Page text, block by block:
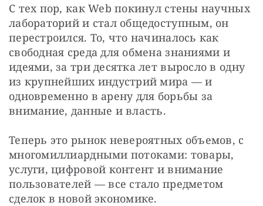
С тех пор, как Web покинул стены научных
лабораторий и стал общедоступным, он
перестроился. То, что начиналось как
свободная среда для обмена знаниями и
идеями, за три десятка лет выросло в одну
из крупнейших индустрий мира — и
одновременно в арену для борьбы за
внимание, данные и власть.
Теперь это рынок невероятных объемов, с
многомиллиардными потоками: товары,
услуги, цифровой контент и внимание
пользователей — все стало предметом
сделок в новой экономике.